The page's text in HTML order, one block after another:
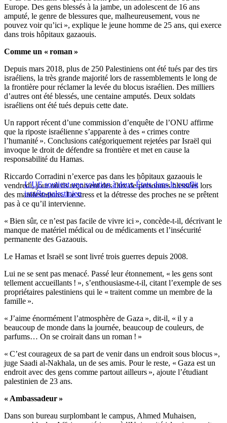
Europe. Des gens blessés à la jambe, un adolescent de 16 ans
amputé, le genre de blessures que, malheureusement, vous ne
pouvez voir qu’ici », explique le jeune homme de 25 ans, qui exerce
dans trois hôpitaux gazaouis.
Comme un « roman »
Depuis mars 2018, plus de 250 Palestiniens ont été tués par des tirs
israéliens, la très grande majorité lors de rassemblements le long de
la frontière pour réclamer la levée du blocus israélien. Des milliers
d’autres ont été blessés, une centaine amputés. Deux soldats
israéliens ont été tués depuis cette date.
Un rapport récent d’une commission d’enquête de l’ONU affirme
que la riposte israélienne s’apparente à des « crimes contre
l’humanité ». Conclusions catégoriquement rejetées par Israël qui
invoque le droit de défendre sa frontière et met en cause la
responsabilité du Hamas.
L’UE soutient une solution à deux États dans le conflit
israélo-palestinien
Riccardo Corradini n’exerce pas dans les hôpitaux gazaouis le
vendredi, jour où ils reçoivent des flux de personnes blessées lors
des manifestations. Le stress et la détresse des proches ne se prêtent
pas à ce qu’il intervienne.
« Bien sûr, ce n’est pas facile de vivre ici », concède-t-il, décrivant le
manque de matériel médical ou de médicaments et l’insécurité
permanente des Gazaouis.
Le Hamas et Israël se sont livré trois guerres depuis 2008.
Lui ne se sent pas menacé. Passé leur étonnement, « les gens sont
tellement accueillants ! », s’enthousiasme-t-il, citant l’exemple de ses
propriétaires palestiniens qui le « traitent comme un membre de la
famille ».
« J’aime énormément l’atmosphère de Gaza », dit-il, « il y a
beaucoup de monde dans la journée, beaucoup de couleurs, de
parfums… On se croirait dans un roman ! »
« C’est courageux de sa part de venir dans un endroit sous blocus »,
juge Saadi al-Nakhala, un de ses amis. Pour le reste, « Gaza est un
endroit avec des gens comme partout ailleurs », ajoute l’étudiant
palestinien de 23 ans.
« Ambassadeur »
Dans son bureau surplombant le campus, Ahmed Muhaisen,